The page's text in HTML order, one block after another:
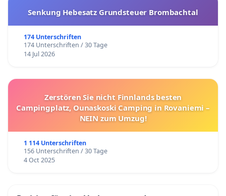
Senkung Hebesatz Grundsteuer Brombachtal
174 Unterschriften
174 Unterschriften / 30 Tage
14 Jul 2026
Zerstören Sie nicht Finnlands besten
Campingplatz, Ounaskoski Camping in Rovaniemi –
NEIN zum Umzug!
1 114 Unterschriften
156 Unterschriften / 30 Tage
4 Oct 2025